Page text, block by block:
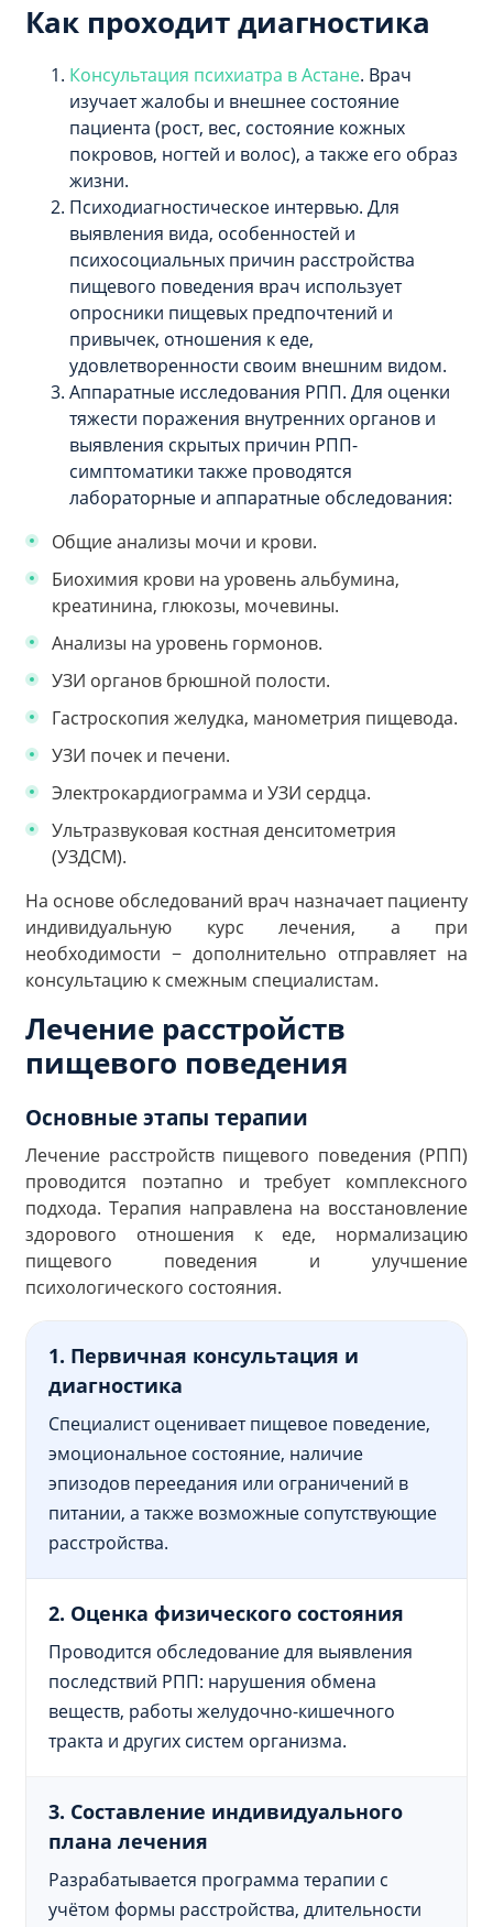
Как проходит диагностика
Консультация психиатра в Астане. Врач
изучает жалобы и внешнее состояние
пациента (рост, вес, состояние кожных
покровов, ногтей и волос), а также его образ
жизни.
Психодиагностическое интервью. Для
выявления вида, особенностей и
психосоциальных причин расстройства
пищевого поведения врач использует
опросники пищевых предпочтений и
привычек, отношения к еде,
удовлетворенности своим внешним видом.
Аппаратные исследования РПП. Для оценки
тяжести поражения внутренних органов и
выявления скрытых причин РПП-
симптоматики также проводятся
лабораторные и аппаратные обследования:
Общие анализы мочи и крови.
Биохимия крови на уровень альбумина,
креатинина, глюкозы, мочевины.
Анализы на уровень гормонов.
УЗИ органов брюшной полости.
Гастроскопия желудка, манометрия пищевода.
УЗИ почек и печени.
Электрокардиограмма и УЗИ сердца.
Ультразвуковая костная денситометрия
(УЗДСМ).
На основе обследований врач назначает пациенту
индивидуальную курс лечения, а при
необходимости − дополнительно отправляет на
консультацию к смежным специалистам.
Лечение расстройств
пищевого поведения
Основные этапы терапии
Лечение расстройств пищевого поведения (РПП)
проводится поэтапно и требует комплексного
подхода. Терапия направлена на восстановление
здорового отношения к еде, нормализацию
пищевого поведения и улучшение
психологического состояния.
1. Первичная консультация и
диагностика
Специалист оценивает пищевое поведение,
эмоциональное состояние, наличие
эпизодов переедания или ограничений в
питании, а также возможные сопутствующие
расстройства.
2. Оценка физического состояния
Проводится обследование для выявления
последствий РПП: нарушения обмена
веществ, работы желудочно-кишечного
тракта и других систем организма.
3. Составление индивидуального
плана лечения
Разрабатывается программа терапии с
учётом формы расстройства, длительности